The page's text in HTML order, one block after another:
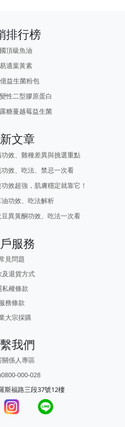
排行榜
頂級魚油
適葉黃素
益生菌粉包
性二型膠原蛋白
糖蔓越莓益生菌
文章
效、雞種差異與挑選重點
效、吃法、禁忌一次看
效超強，肌膚穩定就靠它！
功效、吃法解析
異黃酮功效、吃法一次看
服務
見問題
及退貨方式
私權條款
務條款
大宗採購
我們
關係人專區
000-028
斯福路三段37號12樓